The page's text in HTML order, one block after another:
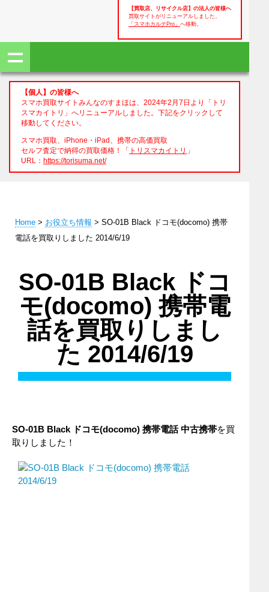
【買取店、リサイクル店】の法人の皆様へ
買取サイトがリニューアルしました。
「スマホカルテPro」 へ移動。
【個人】の皆様へ
スマホ買取サイトみんなのすまほは、2024年2月7日より「トリ
スマカイトリ」へリニューアルしました。下記をクリックして
移動してください。
スマホ買取、iPhone・iPad、携帯の高価買取
セルフ査定で納得の買取価格！「 トリスマカイトリ 」
URL： https://torisuma.net/
Home > お役立ち情報 > SO-01B Black ドコモ(docomo) 携帯
電話を買取りしました 2014/6/19
SO-01B Black ドコ
モ(docomo) 携帯電
話を買取りしまし
た 2014/6/19
SO-01B Black ドコモ(docomo) 携帯電話 中古携帯を買
取りしました！